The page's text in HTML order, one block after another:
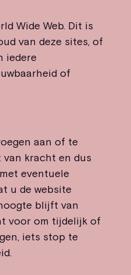
Wide Web. Dit is
van deze sites, of
iedere
of
aan of te
van kracht en dus
eventuele
u de website
blijft van
voor om tijdelijk of
iets stop te